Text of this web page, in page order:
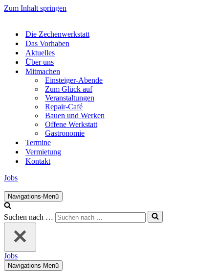
Zum Inhalt springen
Die Zechenwerkstatt
Das Vorhaben
Aktuelles
Über uns
Mitmachen
Einsteiger-Abende
Zum Glück auf
Veranstaltungen
Repair-Café
Bauen und Werken
Offene Werkstatt
Gastronomie
Termine
Vermietung
Kontakt
Jobs
Navigations-Menü
Suchen nach …
Jobs
Navigations-Menü